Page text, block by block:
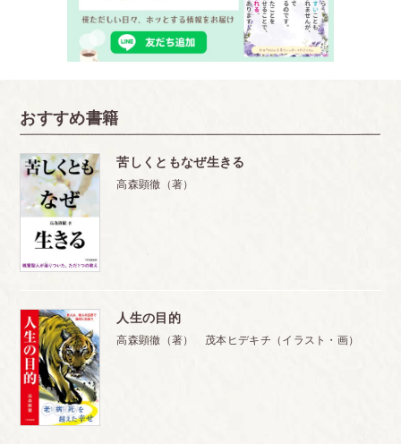
おすすめ書籍
苦しくともなぜ生きる
高森顕徹（著）
人生の目的
高森顕徹（著） 茂本ヒデキチ（イラスト・画）